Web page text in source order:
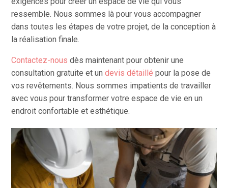
ressemble. Nous sommes là pour vous accompagner
dans toutes les étapes de votre projet, de la conception à
la réalisation finale.
Contactez-nous dès maintenant pour obtenir une
consultation gratuite et undevis détaillé pour la pose de
vos revêtements. Nous sommes impatients de travailler
avec vous pour transformer votre espace de vie en un
endroit confortable et esthétique.